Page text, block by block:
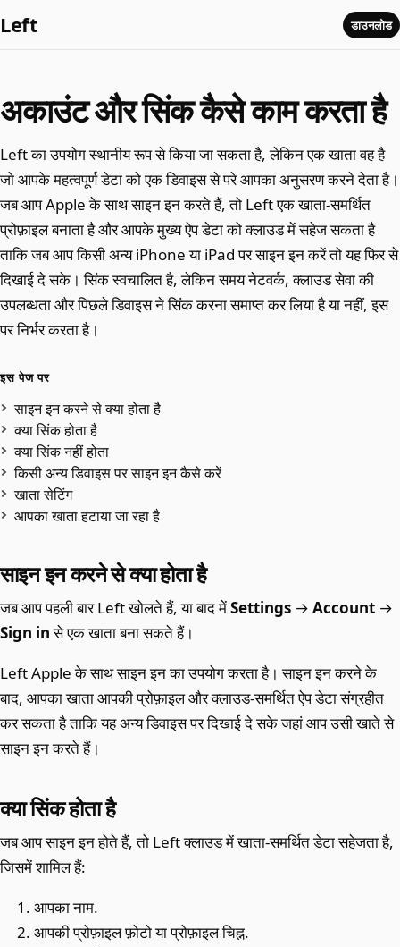
Left डाउनलोड
अकाउंट और सिंक कैसे काम करता है
Left का उपयोग स्थानीय रूप से किया जा सकता है, लेकिन एक खाता वह है
जो आपके महत्वपूर्ण डेटा को एक डिवाइस से परे आपका अनुसरण करने देता है।
जब आप Apple के साथ साइन इन करते हैं, तो Left एक खाता-समर्थित
प्रोफ़ाइल बनाता है और आपके मुख्य ऐप डेटा को क्लाउड में सहेज सकता है
ताकि जब आप किसी अन्य iPhone या iPad पर साइन इन करें तो यह फिर से
दिखाई दे सके। सिंक स्वचालित है, लेकिन समय नेटवर्क, क्लाउड सेवा की
उपलब्धता और पिछले डिवाइस ने सिंक करना समाप्त कर लिया है या नहीं, इस
पर निर्भर करता है।
इस पेज पर
साइन इन करने से क्या होता है
क्या सिंक होता है
क्या सिंक नहीं होता
किसी अन्य डिवाइस पर साइन इन कैसे करें
खाता सेटिंग
आपका खाता हटाया जा रहा है
साइन इन करने से क्या होता है
जब आप पहली बार Left खोलते हैं, या बाद मेंSettings → Account →
Sign inसे एक खाता बना सकते हैं।
Left Apple के साथ साइन इन का उपयोग करता है। साइन इन करने के
बाद, आपका खाता आपकी प्रोफ़ाइल और क्लाउड-समर्थित ऐप डेटा संग्रहीत
कर सकता है ताकि यह अन्य डिवाइस पर दिखाई दे सके जहां आप उसी खाते से
साइन इन करते हैं।
क्या सिंक होता है
जब आप साइन इन होते हैं, तो Left क्लाउड में खाता-समर्थित डेटा सहेजता है,
जिसमें शामिल हैं:
आपका नाम.
आपकी प्रोफ़ाइल फ़ोटो या प्रोफ़ाइल चिह्न.